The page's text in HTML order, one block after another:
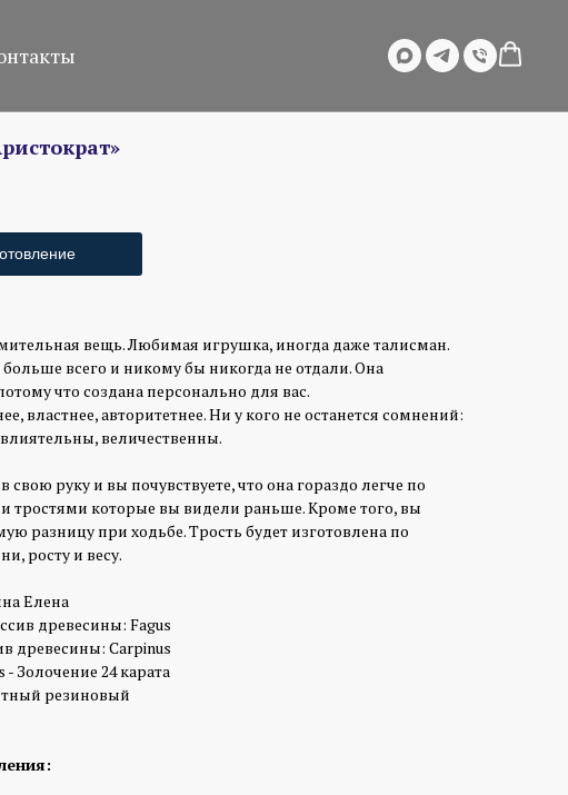
вещь. Любимая игрушка, иногда даже талисман.
всего и никому бы никогда не отдали. Она
что создана персонально для вас.
властнее, авторитетнее. Ни у кого не останется сомнений:
величественны.
свою руку и вы почувствуете, что она гораздо легче по
тростями которые вы видели раньше. Кроме того, вы
разницу при ходьбе. Трость будет изготовлена по
росту и весу.
Елена
древесины: Fagus
древесины: Carpinus
- Золочение 24 карата
резиновый